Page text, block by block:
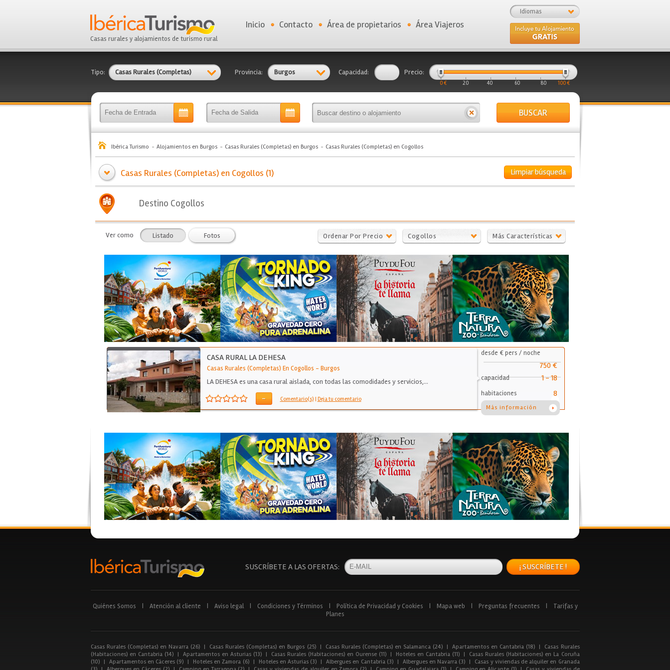
Casas rurales y alojamientos de turismo rural
Idiomas
Inicio Contacto Área de propietarios Área Viajeros
Tipo: Casas Rurales (Completas) Provincia: Burgos Capacidad: Precio:
0 € 20 40 60 80 100 €
BUSCAR
Ibérica Turismo Alojamientos en Burgos Casas Rurales (Completas) en Burgos Casas Rurales (Completas) en Cogollos
Limpiar búsqueda
Casas Rurales (Completas) en Cogollos (1)
Destino Cogollos
Ver como Listado Fotos Ordenar Por Precio Cogollos Más Características
CASA RURAL LA DEHESA
Casas Rurales (Completas) En Cogollos - Burgos
LA DEHESA es una casa rural aislada, con todas las comodidades y servicios,…
- Comentario(s) | Deja tu comentario
desde € pers / noche
750 €
capacidad 1 - 18
habitaciones 8
Más información
SUSCRÍBETE A LAS OFERTAS: ¡ SUSCRÍBETE !
Quiénes Somos Atención al cliente Aviso legal Condiciones y Términos Política de Privacidad y Cookies Mapa web Preguntas frecuentes
Tarifas y
Planes
Casas Rurales (Completas) en Navarra (26) | Casas Rurales (Completas) en Burgos (25) | Casas Rurales (Completas) en Salamanca (24) | Apartamentos en Cantabria (18) |
Casas Rurales
(Habitaciones) en Cantabria (14)
| Apartamentos en Asturias (13) | Casas Rurales (Habitaciones) en Ourense (11) | Hoteles en Cantabria (11) |
Casas Rurales (Habitaciones) en La Coruña
(10)
| Apartamentos en Cáceres (9) | Hoteles en Zamora (6) | Hoteles en Asturias (3) | Albergues en Cantabria (3) | Albergues en Navarra (3) |
Casas y viviendas de alquiler en Granada